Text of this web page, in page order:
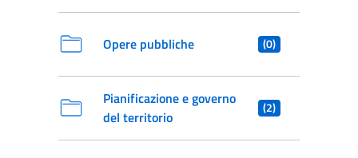
Opere pubbliche (0)
Pianificazione e governo
del territorio
(2)